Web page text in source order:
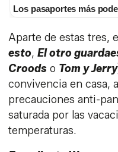
Los pasaportes más
Aparte de estas tres,
esto,El otro
Croods o Tom y Jerry
convivencia en casa,
precauciones anti-
saturada por las
temperaturas.